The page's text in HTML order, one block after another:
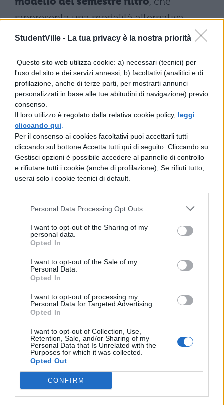
StudentVille - La tua privacy è la nostra priorità
Questo sito web utilizza cookie: a) necessari (tecnici) per
l'uso del sito e dei servizi annessi; b) facoltativi (analitici e di
profilazione, anche di terze parti, per mostrarti annunci
personalizzati in base alle tue abitudini di navigazione) previo
consenso.
Il loro utilizzo è regolato dalla relativa cookie policy, leggi
cliccando qui
Per il consenso ai cookies facoltativi puoi accettarli tutti
cliccando sul bottone Accetta tutti qui di seguito. Cliccando su
Gestisci opzioni è possibile accedere al pannello di controllo
e rifiutare tutti i cookie (anche di profilazione); Se rifiuti tutto,
userai solo i cookie tecnici di default.
Personal Data Processing Opt Outs
I want to opt-out of the Sharing of my
personal data.
Opted In
I want to opt-out of the Sale of my
Personal Data.
Opted In
I want to opt-out of processing my
Personal Data for Targeted Advertising.
Opted In
I want to opt-out of Collection, Use,
Retention, Sale, and/or Sharing of my
Personal Data that Is Unrelated with the
Purposes for which it was collected.
Opted Out
CONFIRM
rappresenta una modalità alternativa
rispetto al test unico previsto per i corsi in
della Ricerca ha pubblicato il decreto
sull’accreditamento e sui posti disponibili
per il “Semestre Aperto” nell’anno
accademico 2026-2027, definendo così il
quadro operativo della nuova fase.
La riforma introduce un modello di
accesso programmato basato sul
merito, che prevede la partecipazione
comune durante il quale saranno valutate
competenze e risultati.Sono stati firmati
protocolli d’intesa tra atenei
l’armonizzazione dei piani di studio del
primo semestre, garantendo uniformità nei
contenuti e nei criteri di valutazione su
scala nazionale.
Per l’iscrizione al Semestre Aperto
è stata
attivata una piattaforma online
dedicata, che semplifica le procedure
amministrative e consente di gestire
centralmente le candidature. Questo